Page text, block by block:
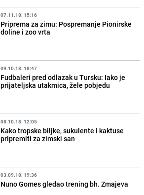
07.11.18. 15:16
Priprema za zimu: Pospremanje Pionirske
doline i zoo vrta
09.10.18. 18:47
Fudbaleri pred odlazak u Tursku: Iako je
prijateljska utakmica, žele pobjedu
08.10.18. 12:05
Kako tropske biljke, sukulente i kaktuse
pripremiti za zimski san
03.09.18. 19:36
Nuno Gomes gledao trening bh. Zmajeva